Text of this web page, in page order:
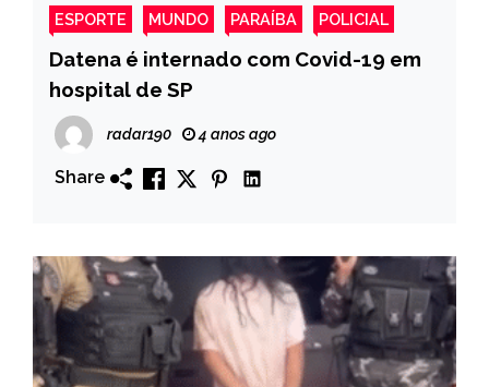
ESPORTE MUNDO PARAÍBA POLICIAL
Datena é internado com Covid-19 em
hospital de SP
radar190 4 anos ago
Share